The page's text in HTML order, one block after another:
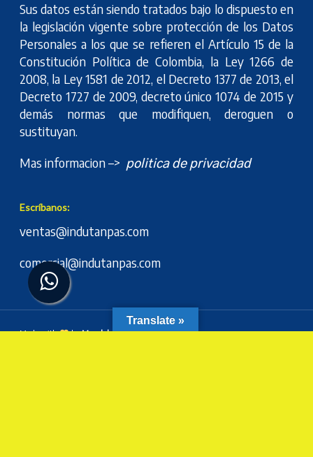
Sus datos están siendo tratados bajo lo dispuesto en
la legislación vigente sobre protección de los Datos
Personales a los que se refieren el Artículo 15 de la
Constitución Política de Colombia, la Ley 1266 de
2008, la Ley 1581 de 2012, el Decreto 1377 de 2013, el
Decreto 1727 de 2009, decreto único 1074 de 2015 y
demás normas que modifiquen, deroguen o
sustituyan.
Mas informacion –> politica de privacidad
Escríbanos:
ventas@indutanpas.com
comercial@indutanpas.com
Made with byMoonlab.us
Translate »